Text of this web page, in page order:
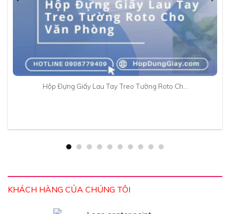
Hộp Đựng Giấy Lau Tay Treo Tường Roto Ch…
KHÁCH HÀNG CỦA CHÚNG TÔI